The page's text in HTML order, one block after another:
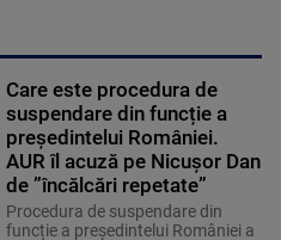
Care este procedura de
suspendare din funcție a
președintelui României.
AUR îl acuză pe Nicușor Dan
de ”încălcări repetate”
Procedura de suspendare din
funcție a președintelui României a